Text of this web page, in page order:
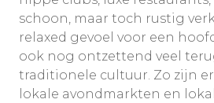
schoon, maar toch rustig
relaxed gevoel voor een
ook nog ontzettend veel
traditionele cultuur. Zo zijn
lokale avondmarkten en